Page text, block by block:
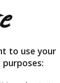
to use your